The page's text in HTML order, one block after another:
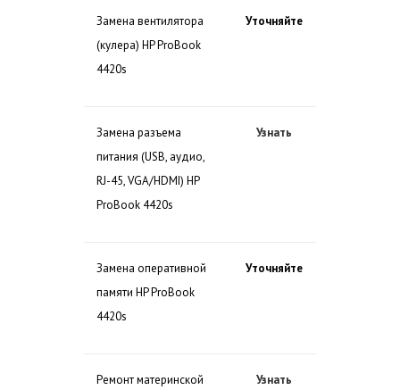
Замена вентилятора
(кулера) HP ProBook
4420s
Уточняйте
Замена разъема
питания (USB, аудио,
RJ-45, VGA/HDMI) HP
ProBook 4420s
Узнать
Замена оперативной
памяти HP ProBook
4420s
Уточняйте
Ремонт материнской
Узнать